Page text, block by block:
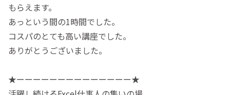
もらえます。
あっという間の1時間でした。
コスパのとても高い講座でした。
ありがとうございました。
★ーーーーーーーーーーーーーー★